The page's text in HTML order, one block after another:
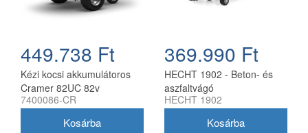
449.738 Ft
Kézi kocsi akkumulátoros
Cramer 82UC 82v
akkumulátor és töltő nélkül
7400086-CR
369.990 Ft
HECHT 1902 - Beton- és
aszfaltvágó
HECHT 1902